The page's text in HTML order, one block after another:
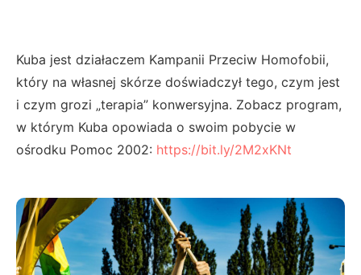
Kuba jest działaczem Kampanii Przeciw Homofobii,
który na własnej skórze doświadczył tego, czym jest
i czym grozi „terapia” konwersyjna. Zobacz program,
w którym Kuba opowiada o swoim pobycie w
ośrodku Pomoc 2002: https://bit.ly/2M2xKNt